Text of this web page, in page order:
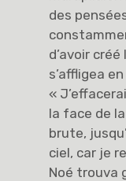
des
d’avoir
s’affligea
«
la face de
brute,
ciel, car je
Noé trouva